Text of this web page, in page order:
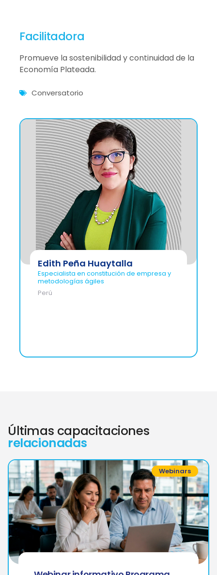
Facilitadora
Promueve la sostenibilidad y continuidad de la
Economía Plateada.
Conversatorio
Edith Peña Huaytalla
Especialista en constitución de empresa y
metodologías ágiles
Perú
Últimas capacitaciones
relacionadas
Webinars